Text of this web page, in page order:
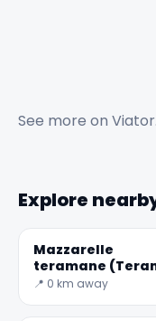
See more on
Explore
Mazzarelle
teramane
Kuzu ruloları)
📍 0 km away